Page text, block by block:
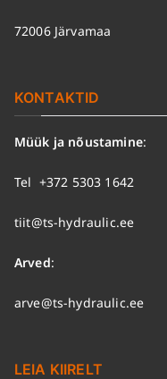
72006 Järvamaa
KONTAKTID
Müük ja nõustamine:
Tel +372 5303 1642
tiit@ts-hydraulic.ee
Arved:
arve@ts-hydraulic.ee
LEIA KIIRELT